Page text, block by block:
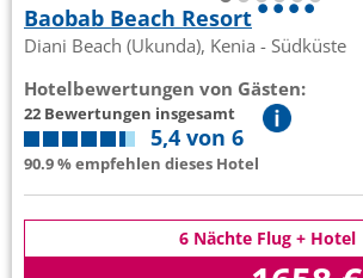
Baobab Beach Resort
Diani Beach (Ukunda), Kenia - Südküste
Hotelbewertungen von Gästen:
22 Bewertungen insgesamt
5,4 von 6
90.9 % empfehlen dieses Hotel
6 Nächte Flug + Hotel